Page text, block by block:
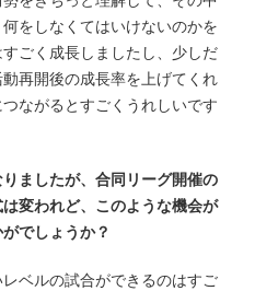
をしなくてはいけないのかを
ごく成長しましたし、少しだ
再開後の成長率を上げてくれ
ながるとすごくうれしいです
ましたが、合同リーグ開催の
変われど、このような機会が
でしょうか？
ベルの試合ができるのはすご